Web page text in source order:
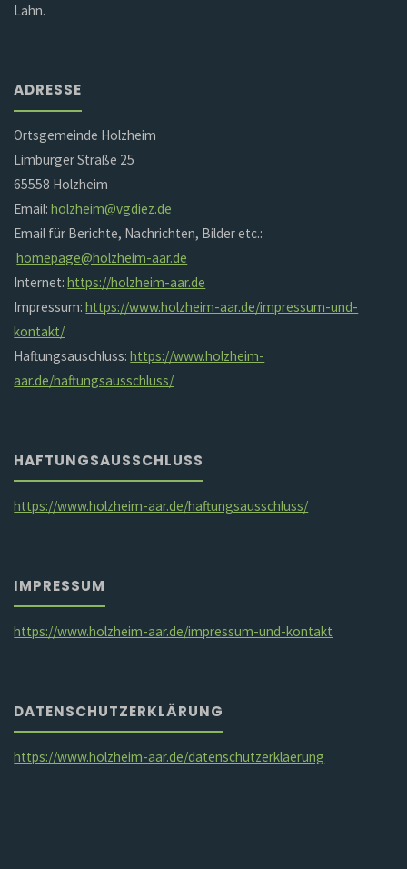
Lahn.
ADRESSE
Ortsgemeinde Holzheim
Limburger Straße 25
65558 Holzheim
Email:holzheim@vgdiez.de
Email für Berichte, Nachrichten, Bilder etc.:
homepage@holzheim-aar.de
Internet:https://holzheim-aar.de
Impressum:https://www.holzheim-aar.de/impressum-und-
kontakt/
Haftungsauschluss:https://www.holzheim-
aar.de/haftungsausschluss/
HAFTUNGSAUSSCHLUSS
https://www.holzheim-aar.de/haftungsausschluss/
IMPRESSUM
https://www.holzheim-aar.de/impressum-und-kontakt
DATENSCHUTZERKLÄRUNG
https://www.holzheim-aar.de/datenschutzerklaerung